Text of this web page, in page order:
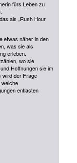
fürs Leben zu
als „Rush Hour
etwas näher in den
was sie als
erleben.
wo sie
Hoffnungen sie im
wird der Frage
welche
entlasten